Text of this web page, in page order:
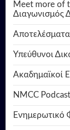
Meet more of
Διαγωνισμός
Υπεύθυνοι
Ακαδημαϊκοί
NMCC
Ενημερωτικό